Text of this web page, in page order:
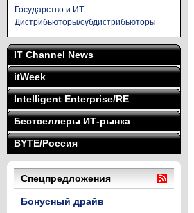
Государство и ИТ
Дистрибьюторы/субдистрибьюторы
IT Channel News
itWeek
Intelligent Enterprise/RE
Бестселлеры ИТ-рынка
BYTE/Россия
Спецпредложения
Бонусный драйв